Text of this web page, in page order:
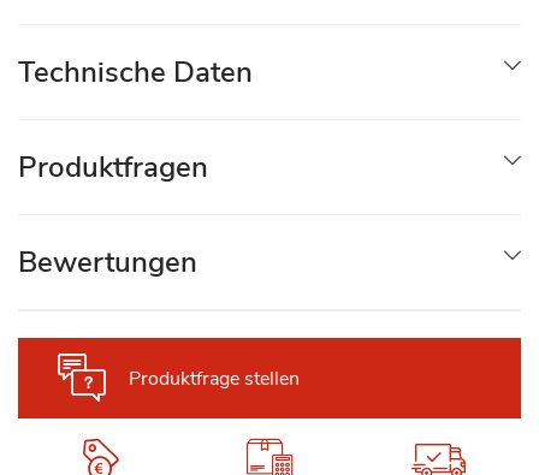
Produktfrage stellen
Technische Daten
Produktfragen
Bewertungen